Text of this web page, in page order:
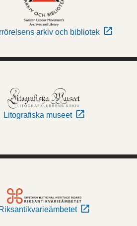
arkiv och bibliotek
Litografiska museet
Riksantikvarieämbetet